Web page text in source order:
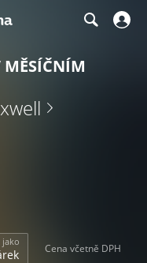
MĚSÍČNÍM
Cena včetně DPH